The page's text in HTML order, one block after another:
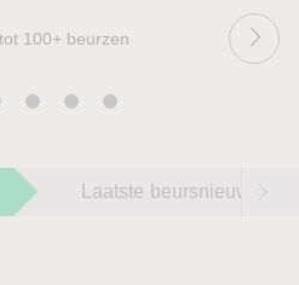
100+ beurzen
Laatste beursnieuws